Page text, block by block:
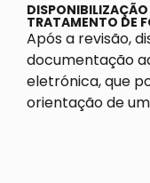
TRATAMENTO DE
Após a revisão,
documentação
eletrónica, que
orientação de